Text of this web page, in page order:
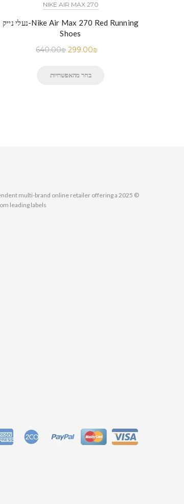
NIKE AIR MAX 270
נעלי נייק-Nike Air Max 270 Red Running
Shoes
640.00₪ 299.00₪
בחר מהאפשרויות
multi-brand online retailer offering a
leading labels.